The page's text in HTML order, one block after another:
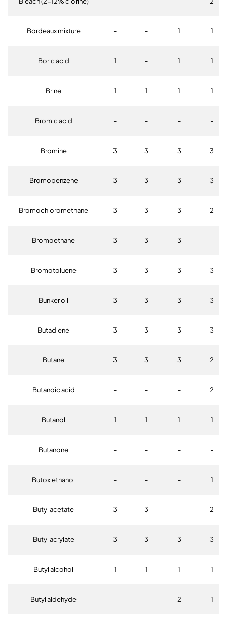
Bordeaux mixture - - 1 1
Boric acid 1 - 1 1
Brine 1 1 1 1
Bromic acid - - - -
Bromine 3 3 3 3
Bromobenzene 3 3 3 3
Bromochloromethane 3 3 3 2
Bromoethane 3 3 3 -
Bromotoluene 3 3 3 3
Bunker oil 3 3 3 3
Butadiene 3 3 3 3
Butane 3 3 3 2
Butanoic acid - - - 2
Butanol 1 1 1 1
Butanone - - - -
Butoxiethanol - - - 1
Butyl acetate 3 3 - 2
Butyl acrylate 3 3 3 3
Butyl alcohol 1 1 1 1
Butyl aldehyde - - 2 1